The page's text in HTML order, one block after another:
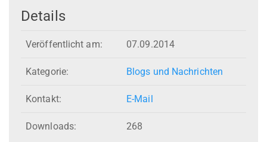
Details
Veröffentlicht am: 07.09.2014
Kategorie: Blogs und Nachrichten
Kontakt: E-Mail
Downloads: 268